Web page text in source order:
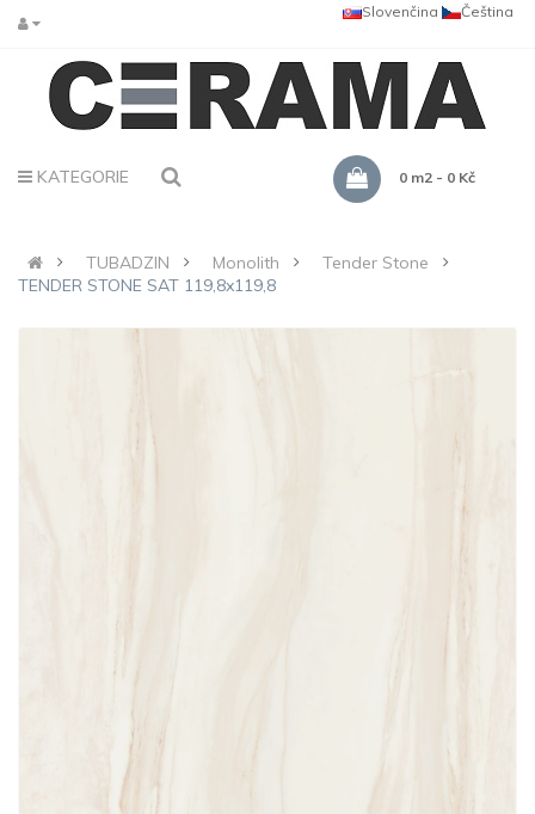
Čeština
Slovenčina
KATEGORIE 0 m2 - 0 Kč
TUBADZIN Monolith
Tender Stone
TENDER STONE SAT 119,8x119,8